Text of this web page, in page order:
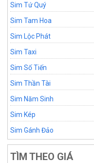
Sim Tứ Quý
Sim Tam Hoa
Sim Lộc Phát
Sim Taxi
Sim Số Tiến
Sim Thần Tài
Sim Năm Sinh
Sim Kép
Sim Gánh Đảo
TÌM THEO GIÁ